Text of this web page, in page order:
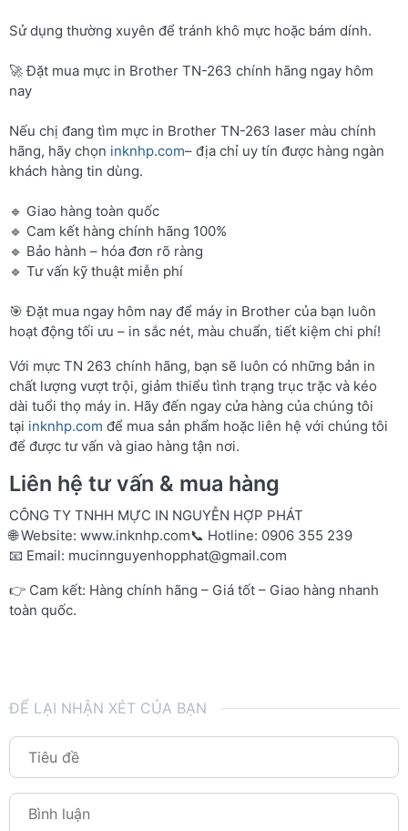
Sử dụng thường xuyên để tránh khô mực hoặc bám dính.
🚀 Đặt mua mực in Brother TN-263 chính hãng ngay hôm
nay
Nếu chị đang tìm mực in Brother TN-263 laser màu chính
hãng, hãy chọn inknhp.com– địa chỉ uy tín được hàng ngàn
khách hàng tin dùng.
🔹 Giao hàng toàn quốc
🔹 Cam kết hàng chính hãng 100%
🔹 Bảo hành – hóa đơn rõ ràng
🔹 Tư vấn kỹ thuật miễn phí
🎯 Đặt mua ngay hôm nay để máy in Brother của bạn luôn
hoạt động tối ưu – in sắc nét, màu chuẩn, tiết kiệm chi phí!
Với mực TN 263 chính hãng, bạn sẽ luôn có những bản in
chất lượng vượt trội, giảm thiểu tình trạng trục trặc và kéo
dài tuổi thọ máy in. Hãy đến ngay cửa hàng của chúng tôi
tại inknhp.com để mua sản phẩm hoặc liên hệ với chúng tôi
để được tư vấn và giao hàng tận nơi.
Liên hệ tư vấn & mua hàng
CÔNG TY TNHH MỰC IN NGUYỄN HỢP PHÁT
🌐 Website: www.inknhp.com📞 Hotline: 0906 355 239
📧 Email: mucinnguyenhopphat@gmail.com
👉 Cam kết: Hàng chính hãng – Giá tốt – Giao hàng nhanh
toàn quốc.
ĐỂ LẠI NHẬN XÉT CỦA BẠN